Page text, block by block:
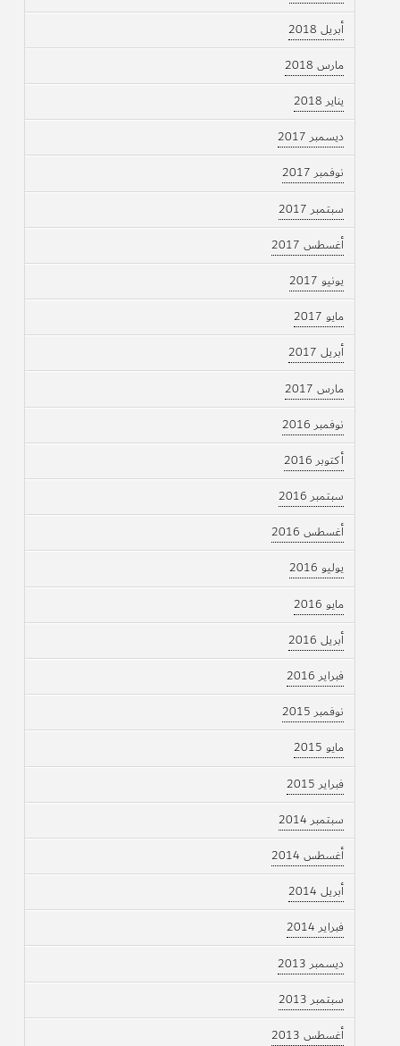
أبريل 2018
مارس 2018
يناير 2018
ديسمبر 2017
نوفمبر 2017
سبتمبر 2017
أغسطس 2017
يونيو 2017
مايو 2017
أبريل 2017
مارس 2017
نوفمبر 2016
أكتوبر 2016
سبتمبر 2016
أغسطس 2016
يوليو 2016
مايو 2016
أبريل 2016
فبراير 2016
نوفمبر 2015
مايو 2015
فبراير 2015
سبتمبر 2014
أغسطس 2014
أبريل 2014
فبراير 2014
ديسمبر 2013
سبتمبر 2013
أغسطس 2013